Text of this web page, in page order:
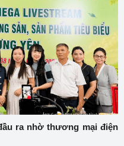
ra nhờ thương mại điện